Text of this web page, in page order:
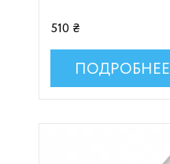
510 ₴
ПОДРОБНЕЕ